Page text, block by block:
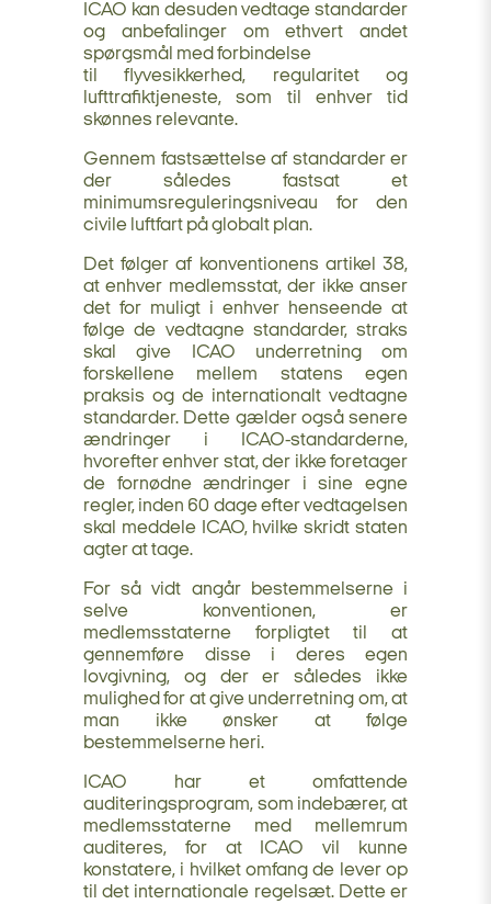
ICAO kan desuden vedtage standarder
og anbefalinger om ethvert andet
spørgsmål med forbindelse
til flyvesikkerhed, regularitet og
lufttrafiktjeneste, som til enhver tid
skønnes relevante.
Gennem fastsættelse af standarder er
der således fastsat et
minimumsreguleringsniveau for den
civile luftfart på globalt plan.
Det følger af konventionens artikel 38,
at enhver medlemsstat, der ikke anser
det for muligt i enhver henseende at
følge de vedtagne standarder, straks
skal give ICAO underretning om
forskellene mellem statens egen
praksis og de internationalt vedtagne
standarder. Dette gælder også senere
ændringer i ICAO-standarderne,
hvorefter enhver stat, der ikke foretager
de fornødne ændringer i sine egne
regler, inden 60 dage efter vedtagelsen
skal meddele ICAO, hvilke skridt staten
agter at tage.
For så vidt angår bestemmelserne i
selve konventionen, er
medlemsstaterne forpligtet til at
gennemføre disse i deres egen
lovgivning, og der er således ikke
mulighed for at give underretning om, at
man ikke ønsker at følge
bestemmelserne heri.
ICAO har et omfattende
auditeringsprogram, som indebærer, at
medlemsstaterne med mellemrum
auditeres, for at ICAO vil kunne
konstatere, i hvilket omfang de lever op
til det internationale regelsæt. Dette er